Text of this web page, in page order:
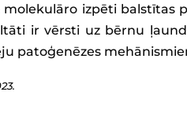
izpēti balstītas
ir vērsti uz bērnu
patoģenēzes